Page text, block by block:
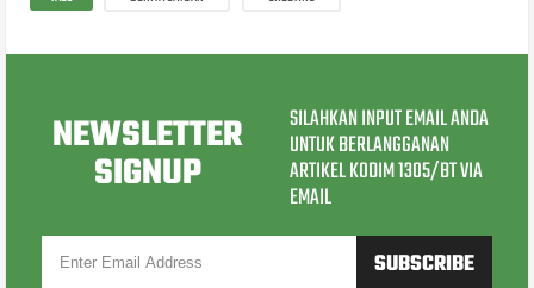
NEWSLETTER
SIGNUP
SILAHKAN INPUT EMAIL ANDA
UNTUK BERLANGGANAN
ARTIKEL KODIM 1305/BT VIA
EMAIL